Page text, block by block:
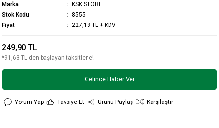
Marka
KSK STORE
Stok Kodu
8555
Fiyat
227,18 TL + KDV
249,90 TL
*91,63 TL den başlayan taksitlerle!
Gelince Haber Ver
Yorum Yap Tavsiye Et Ürünü Paylaş Karşılaştır